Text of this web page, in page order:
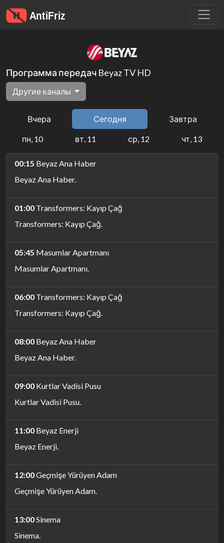
Программа передач Beyaz TV HD
Другие каналы
Вчера Сегодня Завтра
пн, 10 вт, 11 ср, 12 чт, 13
00:15 Beyaz Ana Haber
Beyaz Ana Haber.
01:00 Transformers: Kayıp Çağ
Transformers: Kayıp Çağ.
05:45 Masumlar Apartmanı
Masumlar Apartmanı.
06:00 Transformers: Kayıp Çağ
Transformers: Kayıp Çağ.
08:00 Beyaz Ana Haber
Beyaz Ana Haber.
09:00 Kurtlar Vadisi Pusu
Kurtlar Vadisi Pusu.
11:00 Beyaz Enerji
Beyaz Enerji.
12:00Geçmişe Yürüyen Adam
Geçmişe Yürüyen Adam.
13:00Sinema
Sinema.